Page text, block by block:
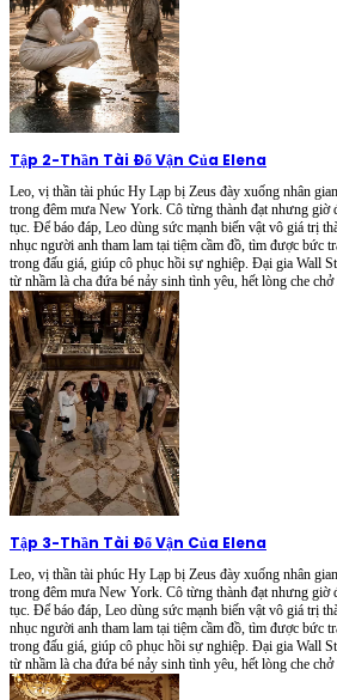
Tập 2-Thần Tài Đổ Vận Của Elena
Leo, vị thần tài phúc Hy Lạp bị Zeus đày xuống nhân
trong đêm mưa New York. Cô từng thành đạt nhưng giờ
tục. Để báo đáp, Leo dùng sức mạnh biến vật vô giá trị
nhục người anh tham lam tại tiệm cầm đồ, tìm được bức
trong đấu giá, giúp cô phục hồi sự nghiệp. Đại gia Wall
từ nhầm là cha đứa bé nảy sinh tình yêu, hết lòng che chở
Tập 3-Thần Tài Đổ Vận Của Elena
Leo, vị thần tài phúc Hy Lạp bị Zeus đày xuống nhân
trong đêm mưa New York. Cô từng thành đạt nhưng giờ
tục. Để báo đáp, Leo dùng sức mạnh biến vật vô giá trị
nhục người anh tham lam tại tiệm cầm đồ, tìm được bức
trong đấu giá, giúp cô phục hồi sự nghiệp. Đại gia Wall
từ nhầm là cha đứa bé nảy sinh tình yêu, hết lòng che chở